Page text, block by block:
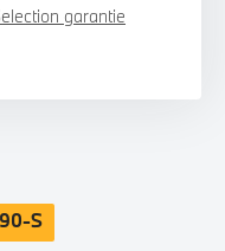
garantie
S